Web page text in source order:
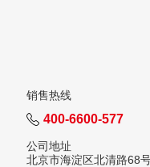
销售热线
400-6600-577
公司地址
北京市海淀区北清路68